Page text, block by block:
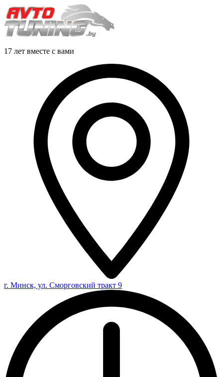
17 лет вместе с вами
г. Минск, ул. Сморговский тракт 9